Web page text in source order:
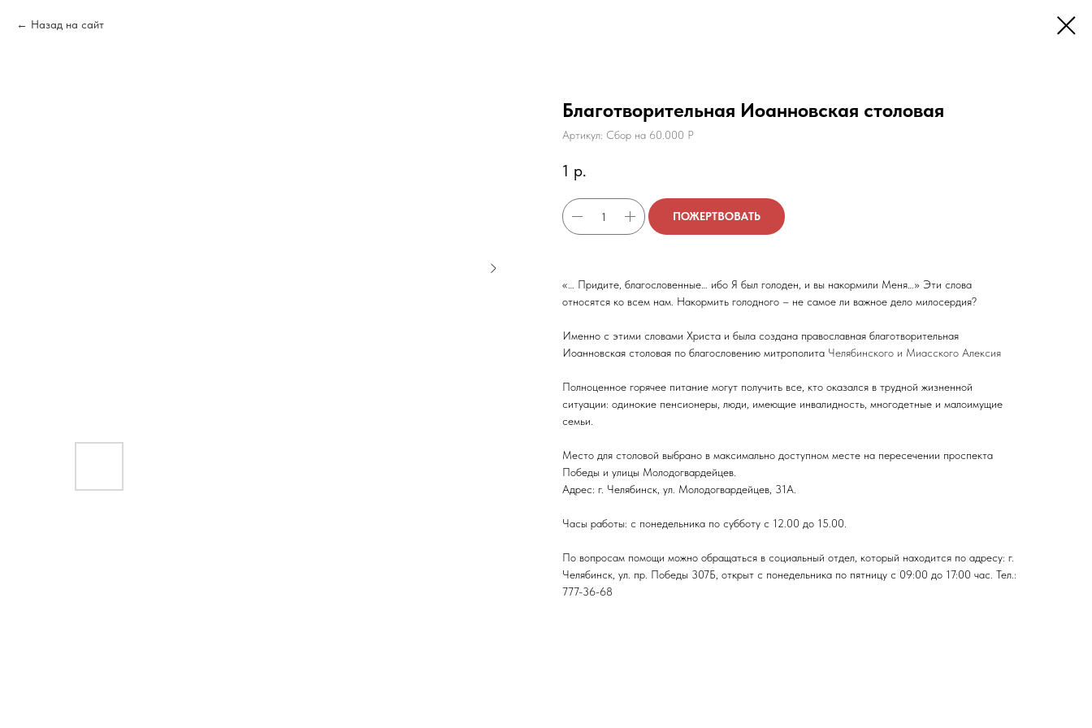
Назад на сайт
Благотворительная Иоанновская столовая
Артикул: Сбор на 60.000 Р
1 р.
ПОЖЕРТВОВАТЬ
«… Придите, благословенные… ибо Я был голоден, и вы накормили Меня…» Эти слова
относятся ко всем нам. Накормить голодного – не самое ли важное дело милосердия?
Именно с этими словами Христа и была создана православная благотворительная
Иоанновская столовая по благословению митрополита Челябинского и Миасского Алексия
Полноценное горячее питание могут получить все, кто оказался в трудной жизненной
ситуации: одинокие пенсионеры, люди, имеющие инвалидность, многодетные и малоимущие
семьи.
Место для столовой выбрано в максимально доступном месте на пересечении проспекта
Победы и улицы Молодогвардейцев.
Адрес: г. Челябинск, ул. Молодогвардейцев, 31А.
Часы работы: с понедельника по субботу с 12.00 до 15.00.
По вопросам помощи можно обращаться в социальный отдел, который находится по адресу: г.
Челябинск, ул. пр. Победы 307Б, открыт с понедельника по пятницу с 09:00 до 17:00 час. Тел.:
777-36-68